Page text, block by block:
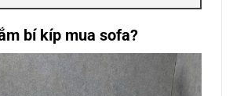
bí kíp mua sofa?